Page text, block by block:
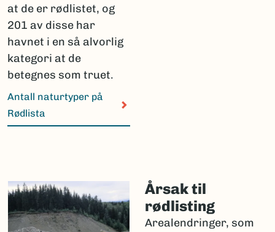
Fastlands-Norge med havområder og Svalbard.
Last ned sammendrag av resultatene
Norsk rødliste for naturtyper 2025.pdf
(4.82 MB, PDF)
at de er rødlistet, og
201 av disse har
havnet i en så alvorlig
kategori at de
betegnes som truet.
Antall naturtyper på
Rødlista
Årsak til
rødlisting
Arealendringer, som